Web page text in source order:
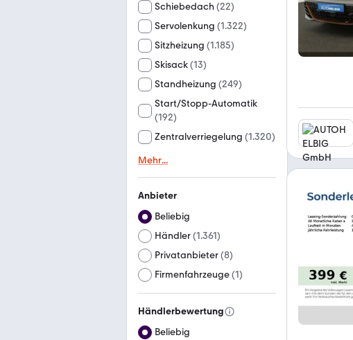
Schiebedach (22)
Servolenkung (1.322)
Sitzheizung (1.185)
Skisack(13)
Standheizung (249)
Start/Stopp-Automatik
(192)
Zentralverriegelung (1.320)
Mehr...
Anbieter
Beliebig
Händler(1.361)
Privatanbieter(8)
Firmenfahrzeuge(1)
Händlerbewertung
Beliebig